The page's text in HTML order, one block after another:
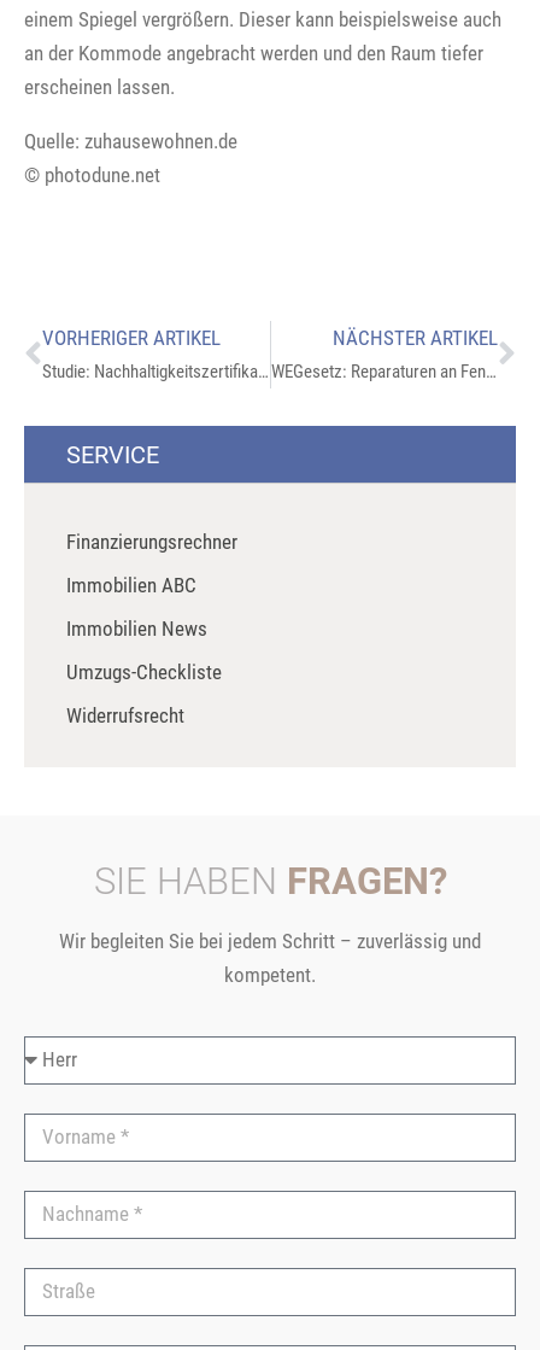
einem Spiegel vergrößern. Dieser kann beispielsweise auch
an der Kommode angebracht werden und den Raum tiefer
erscheinen lassen.
Quelle: zuhausewohnen.de
© photodune.net
VORHERIGER ARTIKEL
Studie: Nachhaltigkeitszertifikat als Werttreiber?:
NÄCHSTER ARTIKEL
WEGesetz: Reparaturen an Fenstern bedürfen Zustimmung der WEG:
SERVICE
Finanzierungsrechner
Immobilien ABC
Immobilien News
Umzugs-Checkliste
Widerrufsrecht
SIE HABEN FRAGEN?
Wir begleiten Sie bei jedem Schritt – zuverlässig und
kompetent.